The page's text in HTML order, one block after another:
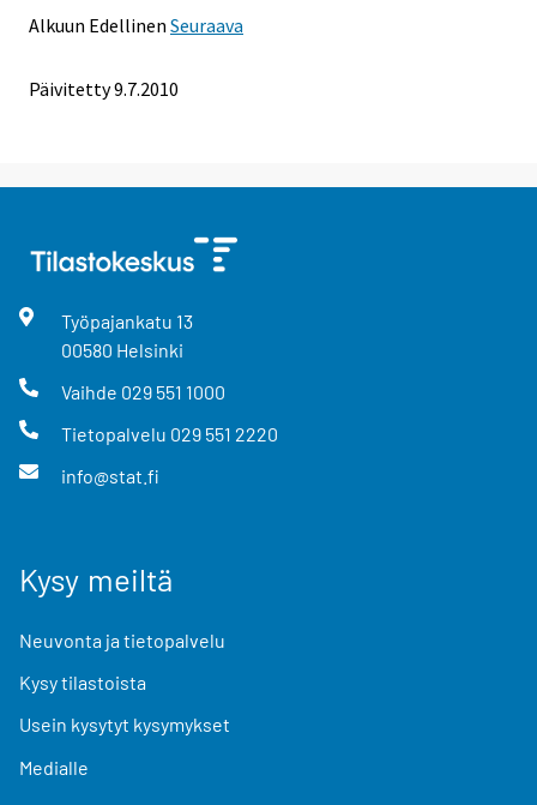
Alkuun Edellinen Seuraava
Päivitetty9.7.2010
Työpajankatu 13
00580 Helsinki
Vaihde 029 551 1000
Tietopalvelu 029 551 2220
info@stat.fi
Kysy meiltä
Neuvonta ja tietopalvelu
Kysy tilastoista
Usein kysytyt kysymykset
Medialle